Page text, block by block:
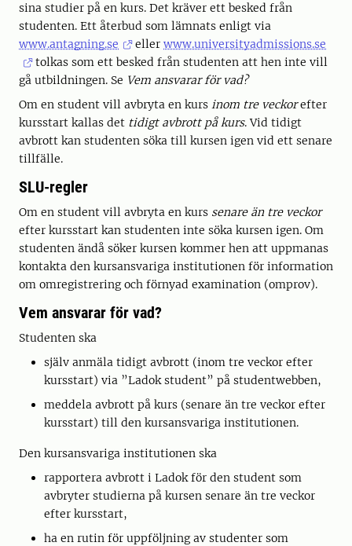
sina studier på en kurs. Det kräver ett besked från
studenten. Ett återbud som lämnats enligt via
www.antagning.se
ellerwww.universityadmissions.se
tolkas som ett besked från studenten att hen inte vill
gå utbildningen. Se Vem ansvarar för vad?
Om en student vill avbryta en kurs inom tre veckorefter
kursstart kallas det tidigt avbrott på kurs. Vid tidigt
avbrott kan studenten söka till kursen igen vid ett senare
tillfälle.
SLU-regler
Om en student vill avbryta en kurs senare än tre veckor
efter kursstart kan studenten inte söka kursen igen. Om
studenten ändå söker kursen kommer hen att uppmanas
kontakta den kursansvariga institutionen för information
om omregistrering och förnyad examination (omprov).
Vem ansvarar för vad?
Studenten ska
själv anmäla tidigt avbrott (inom tre veckor efter
kursstart) via ”Ladok student” på studentwebben,
meddela avbrott på kurs (senare än tre veckor efter
kursstart) till den kursansvariga institutionen.
Den kursansvariga institutionen ska
rapportera avbrott i Ladok för den student som
avbryter studierna på kursen senare än tre veckor
efter kursstart,
ha en rutin för uppföljning av studenter som